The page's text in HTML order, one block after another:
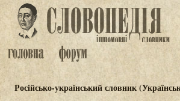
Російсько-український словник